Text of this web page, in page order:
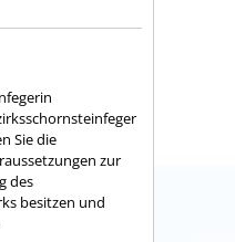
Sie die
zur
des
besitzen und